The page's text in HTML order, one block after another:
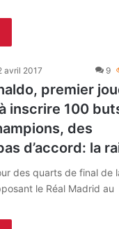
avril 2017 9
premier
inscrire 100
des
d’accord: la
des quarts de final de
le Réal Madrid au